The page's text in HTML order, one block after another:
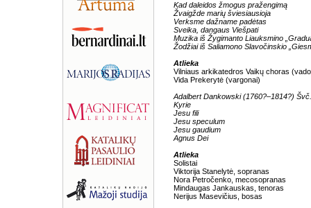
Kad daleidos žmogus pražengimą
Žvaigžde marių šviesiausioja
Verksme dažname padėtas
Sveika, dangaus Viešpati
Muzika iš Žygimanto Liauksmino
Žodžiai iš Saliamono Slavočinskio
Atlieka
Vilniaus arkikatedros Vaikų choras
Vida Prekerytė (vargonai)
Adalbert Dankowski (1760?–1814?)
Kyrie
Jesu fili
Jesu speculum
Jesu gaudium
Agnus Dei
Atlieka
Solistai
Viktorija Stanelytė, sopranas
Nora Petročenko, mecosopranas
Mindaugas Jankauskas, tenoras
Nerijus Masevičius, bosas